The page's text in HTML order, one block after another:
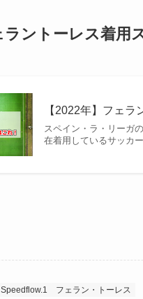
ラントーレス着用
【2022年】フェ
スペイン・ラ・リーガ
在着用しているサッカ
フェラン・トーレス